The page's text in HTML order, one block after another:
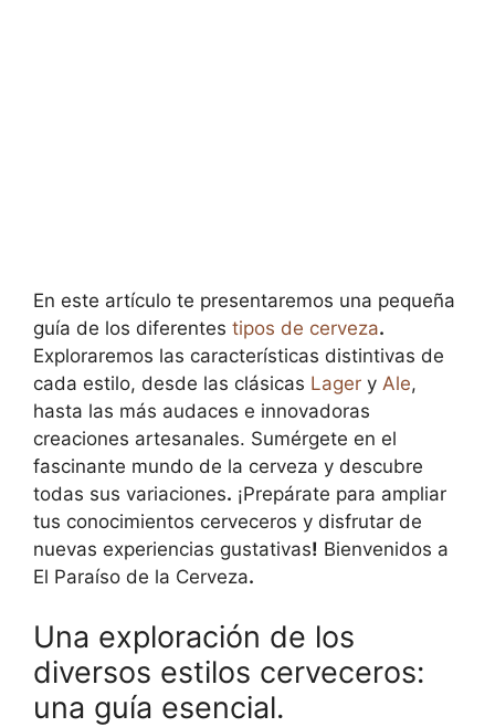
En este artículo te presentaremos una pequeña
guía de los diferentes tipos de cerveza.
Exploraremos las características distintivas de
cada estilo, desde las clásicas Lager y Ale,
hasta las más audaces e innovadoras
creaciones artesanales. Sumérgete en el
fascinante mundo de la cerveza y descubre
todas sus variaciones. ¡Prepárate para ampliar
tus conocimientos cerveceros y disfrutar de
nuevas experiencias gustativas! Bienvenidos a
El Paraíso de la Cerveza.
Una exploración de los
diversos estilos cerveceros:
una guía esencial.